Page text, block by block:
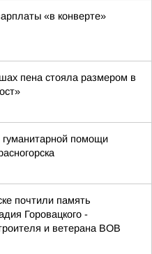
«в конверте»
пена стояла размером в
гуманитарной помощи
почтили память
Горовацкого -
и ветерана ВОВ